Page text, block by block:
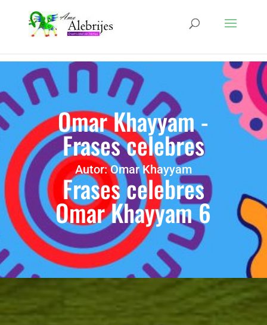
Omar Khayyam -
Frases celebres
Autor: Omar Khayyam
Frases celebres
Omar Khayyam 6